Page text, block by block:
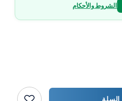
الشروط والأحكام